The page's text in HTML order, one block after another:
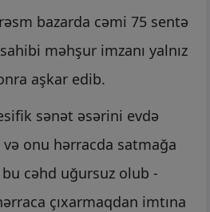
bazarda cəmi 75 sentə
məhşur imzanı yalnız
aşkar edib.
sənət əsərini evdə
onu hərracda satmağa
cəhd uğursuz olub -
çıxarmaqdan imtına